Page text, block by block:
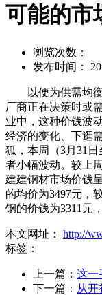
可能的市
浏览次数：
发布时间：
以便为供需均衡
厂商正在决策时或
业中，这种价钱波
经济的变化、下逛
狐，本周（3月31
者小幅波动。较上
建建钢材市场价钱
的均价为3497元，
钢的价钱为3311元
本文网址： http://
标签：
上一篇： 这一
下一篇： 从开